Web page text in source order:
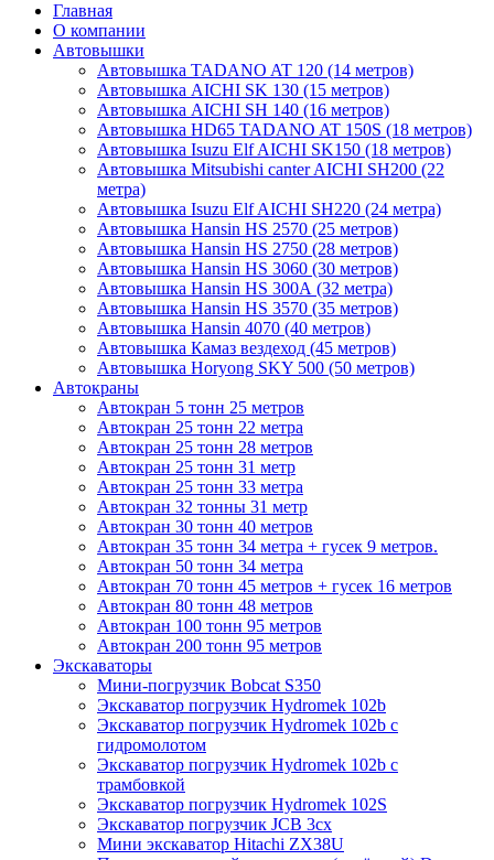
Главная
О компании
Автовышки
Автовышка TADANO AT 120 (14 метров)
Автовышка AICHI SK 130 (15 метров)
Автовышка AICHI SH 140 (16 метров)
Автовышка HD65 TADANO AT 150S (18 метров)
Автовышка Isuzu Elf AICHI SK150 (18 метров)
Автовышка Mitsubishi canter AICHI SH200 (22
метра)
Автовышка Isuzu Elf AICHI SH220 (24 метра)
Автовышка Hansin HS 2570 (25 метров)
Автовышка Hansin HS 2750 (28 метров)
Автовышка Hansin HS 3060 (30 метров)
Автовышка Hansin HS 300А (32 метра)
Автовышка Hansin HS 3570 (35 метров)
Автовышка Hansin 4070 (40 метров)
Автовышка Камаз вездеход (45 метров)
Автовышка Horyong SKY 500 (50 метров)
Автокраны
Автокран 5 тонн 25 метров
Автокран 25 тонн 22 метра
Автокран 25 тонн 28 метров
Автокран 25 тонн 31 метр
Автокран 25 тонн 33 метра
Автокран 32 тонны 31 метр
Автокран 30 тонн 40 метров
Автокран 35 тонн 34 метра + гусек 9 метров.
Автокран 50 тонн 34 метра
Автокран 70 тонн 45 метров + гусек 16 метров
Автокран 80 тонн 48 метров
Автокран 100 тонн 95 метров
Автокран 200 тонн 95 метров
Экскаваторы
Мини-погрузчик Bobcat S350
Экскаватор погрузчик Hydromek 102b
Экскаватор погрузчик Hydromek 102b с
гидромолотом
Экскаватор погрузчик Hydromek 102b с
трамбовкой
Экскаватор погрузчик Hydromek 102S
Экскаватор погрузчик JCB 3cx
Мини экскаватор Hitachi ZX38U